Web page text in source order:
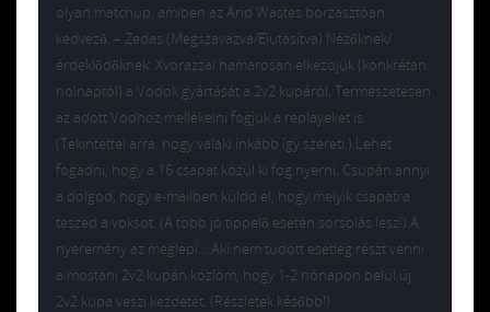
olyan matchup, amiben az Arid Wastes borzasztóan
kedvező. – Zedas (Megszavazva/Elutasítva) Nézőknek/
érdeklődőknek: Xvorazzal hamarosan elkezdjük (konkrétan
holnaptól) a Vodok gyártását a 2v2 kupáról. Természetesen
az adott Vodhoz mellékelni fogjuk a replayeket is.
(Tekintettel arra, hogy valaki inkább így szereti.) Lehet
fogadni, hogy a 16 csapat közül ki fog nyerni. Csupán annyi
a dolgod, hogy e-mailben küldd el, hogy melyik csapatra
teszed a voksot. (A több jó tippelő esetén sorsolás lesz!) A
nyeremény az meglepi… Aki nem tudott esetleg részt venni
a mostani 2v2 kupán közlöm, hogy 1-2 hónapon belül új
2v2 kupa veszi kezdetét. (Részletek később!)